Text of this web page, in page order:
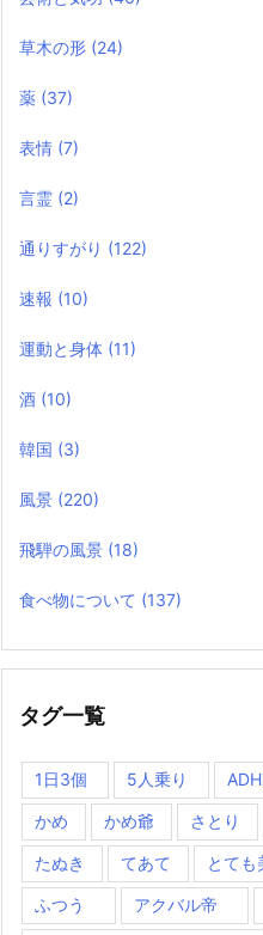
草木の形 (24)
薬 (37)
表情 (7)
言霊 (2)
通りすがり (122)
速報 (10)
運動と身体 (11)
酒 (10)
韓国 (3)
風景 (220)
飛騨の風景 (18)
食べ物について (137)
タグ一覧
1日3個 5人乗り
かめ かめ爺 さとり
たぬき てあて とても
ふつう アクバル帝